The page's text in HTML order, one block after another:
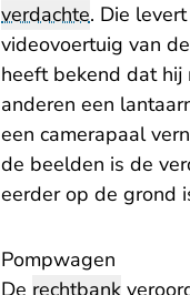
verdachte. Die
videovoertuig van
heeft bekend dat hij
anderen een
een camerapaal
de beelden is de
eerder op de grond
Pompwagen